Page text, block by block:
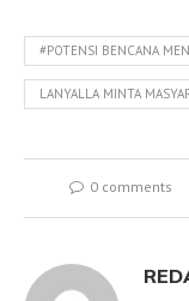
#POTENSI BENCANA
LANYALLA MINTA
0 comments